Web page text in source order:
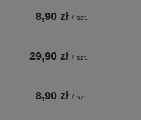
8,90 zł / szt.
29,90 zł / szt.
8,90 zł / szt.